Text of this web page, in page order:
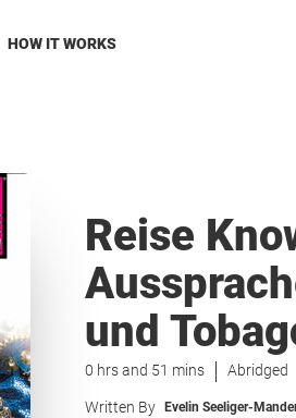
HOW IT WORKS
Reise
und
0 hrs and 51 mins Abridged
Written By Evelin Seeliger-